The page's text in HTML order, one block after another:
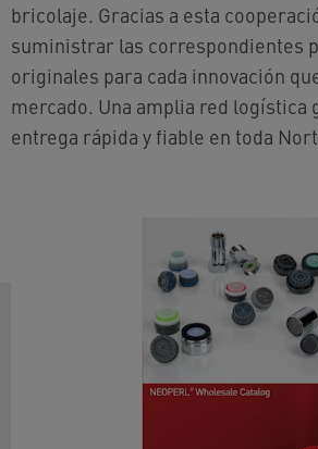
bricolaje. Gracias a esta
suministrar las correspondientes
originales para cada innovación
mercado. Una amplia red logística
entrega rápida y fiable en toda